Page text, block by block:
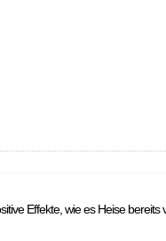
Effekte, wie es Heise bereits